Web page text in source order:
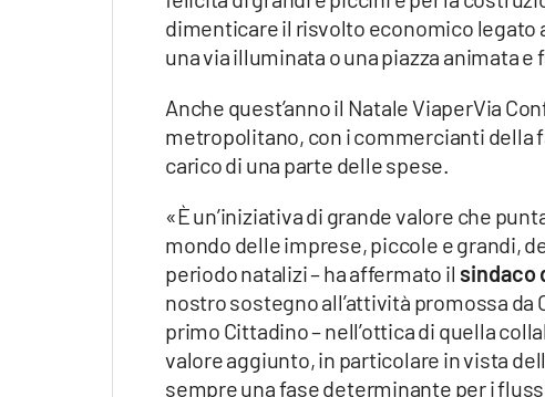
dimenticare il risvolto economico legato
una via illuminata o una piazza animata e
Anche quest’anno il Natale ViaperVia
metropolitano, con i commercianti della
carico di una parte delle spese.
«È un’iniziativa di grande valore che
mondo delle imprese, piccole e grandi,
periodo natalizi – ha affermato il sindaco
nostro sostegno all’attività promossa
primo Cittadino – nell’ottica di quella
valore aggiunto, in particolare in vista
sempre una fase determinante per i